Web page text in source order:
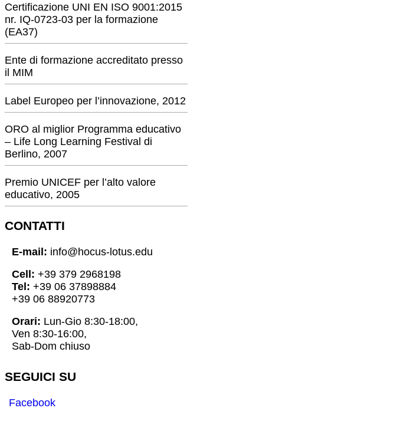
Certificazione UNI EN ISO 9001:2015
nr. IQ-0723-03 per la formazione
(EA37)
Ente di formazione accreditato presso
il MIM
Label Europeo per l’innovazione, 2012
ORO al miglior Programma educativo
– Life Long Learning Festival di
Berlino, 2007
Premio UNICEF per l’alto valore
educativo, 2005
CONTATTI
E-mail: info@hocus-lotus.edu
Cell: +39 379 2968198
Tel: +39 06 37898884
+39 06 88920773
Orari: Lun-Gio 8:30-18:00,
Ven 8:30-16:00,
Sab-Dom chiuso
SEGUICI SU
Facebook